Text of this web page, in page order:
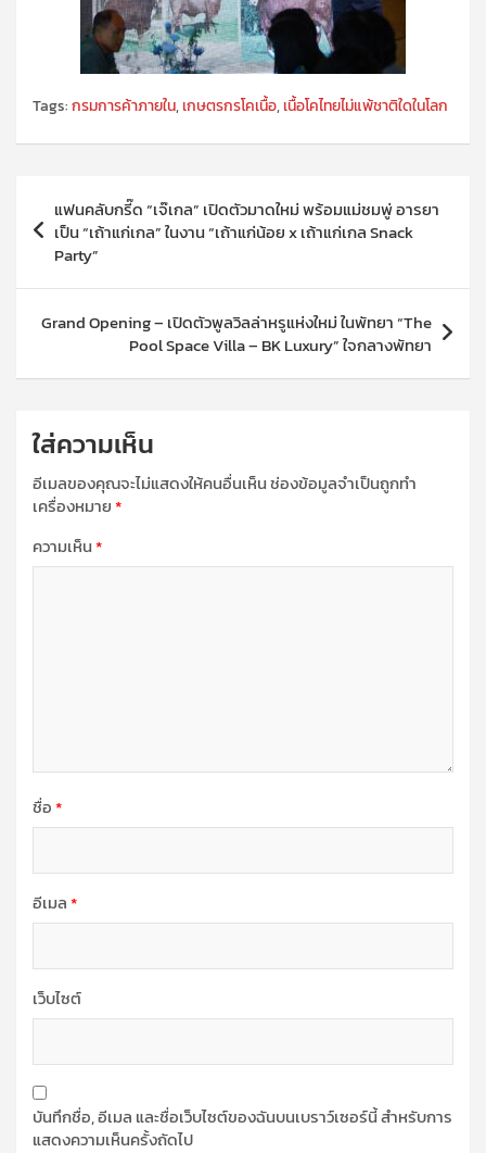
Tags:กรมการค้าภายใน,เกษตรกรโคเนื้อ,เนื้อโคไทยไม่แพ้ชาติใดในโลก
แนะแนว
เรื่องแฟนคลับกรี๊ด “เจ๊เกล” เปิดตัวมาดใหม่ พร้อมแม่ชมพู่ อารยา
เป็น “เถ้าแก่เกล” ในงาน “เถ้าแก่น้อย x เถ้าแก่เกล Snack
Party”
Grand Opening – เปิดตัวพูลวิลล่าหรูแห่งใหม่ ในพัทยา “The
Pool Space Villa – BK Luxury” ใจกลางพัทยา
ใส่ความเห็น
อีเมลของคุณจะไม่แสดงให้คนอื่นเห็นช่องข้อมูลจำเป็นถูกทำ
เครื่องหมาย*
ความเห็น*
ชื่อ*
อีเมล*
เว็บไซต์
บันทึกชื่อ, อีเมล และชื่อเว็บไซต์ของฉันบนเบราว์เซอร์นี้ สำหรับการ
แสดงความเห็นครั้งถัดไป